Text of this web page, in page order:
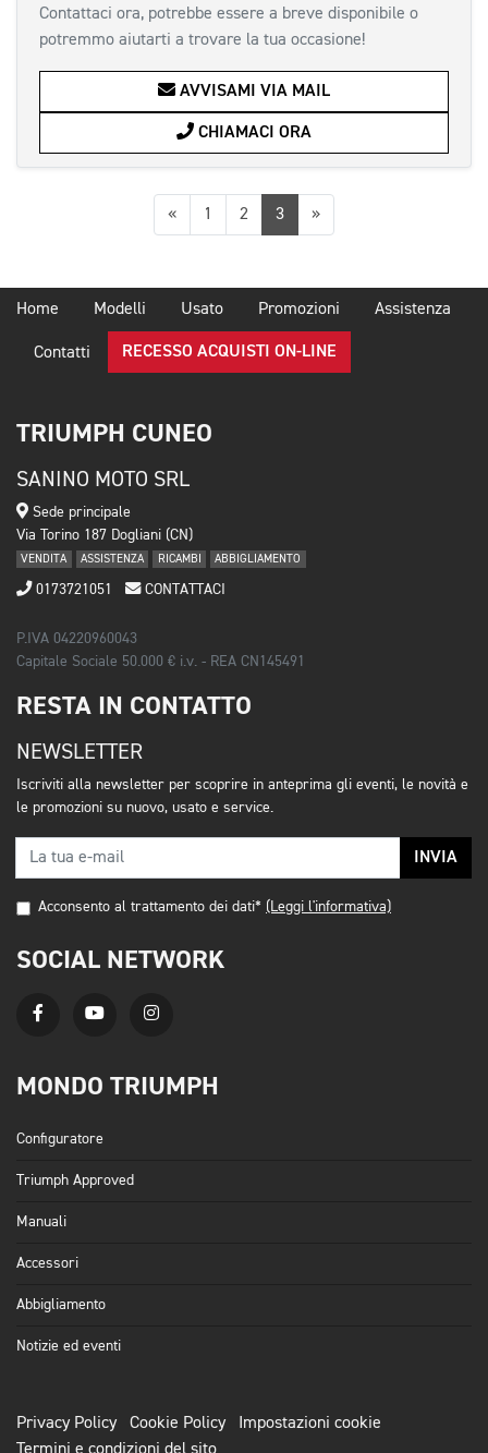
Contattaci ora, potrebbe essere a breve disponibile o
potremmo aiutarti a trovare la tua occasione!
AVVISAMI VIA MAIL
CHIAMACI ORA
«Precedente
1 2 3 »Successiva
Home Modelli Usato Promozioni Assistenza
Contatti RECESSO ACQUISTI ON-LINE
TRIUMPH CUNEO
SANINO MOTO SRL
Sede principale
Via Torino 187 Dogliani (CN)
VENDITA ASSISTENZA RICAMBI ABBIGLIAMENTO
0173721051 CONTATTACI
P.IVA 04220960043
Capitale Sociale 50.000 € i.v. - REA CN145491
RESTA IN CONTATTO
NEWSLETTER
Iscriviti alla newsletter per scoprire in anteprima gli eventi, le novità e
le promozioni su nuovo, usato e service.
INVIA
Acconsento al trattamento dei dati* (Leggi l'informativa)
SOCIAL NETWORK
MONDO TRIUMPH
Configuratore
Triumph Approved
Manuali
Accessori
Abbigliamento
Notizie ed eventi
Privacy Policy Cookie Policy
Impostazioni cookie